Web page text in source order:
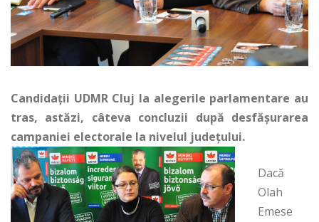
Candidații UDMR Cluj la alegerile parlamentare au
tras, astăzi, câteva concluzii după desfășurarea
campaniei electorale la nivelul județului.
Dacă
Olah
Emese